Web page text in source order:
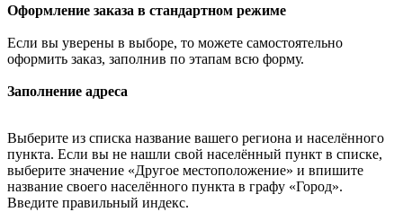
Оформление заказа в стандартном режиме
Если вы уверены в выборе, то можете самостоятельно
оформить заказ, заполнив по этапам всю форму.
Заполнение адреса
Выберите из списка название вашего региона и населённого
пункта. Если вы не нашли свой населённый пункт в списке,
выберите значение «Другое местоположение» и впишите
название своего населённого пункта в графу «Город».
Введите правильный индекс.